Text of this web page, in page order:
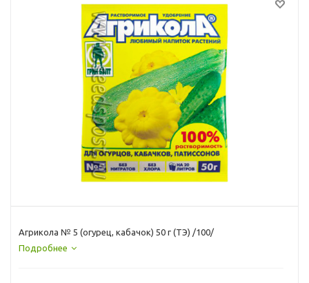
Агрикола № 5 (огурец, кабачок) 50 г (ТЭ) /100/
Подробнее